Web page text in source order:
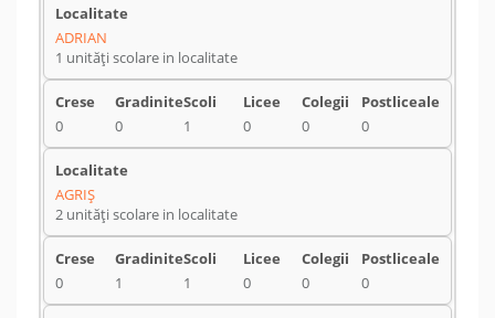
ADRIAN
1 unități scolare in localitate
0 0 1 0 0 0
AGRIŞ
2 unități scolare in localitate
0 1 1 0 0 0